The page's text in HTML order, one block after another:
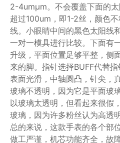
2-4umμm。不会覆盖下面的
超过100um，即1-2丝，颜色
线。小眼睛中间的黑色太阳线
一对一模具进行比较。下面有
升级，平面位置足够平整，侧
来的脚。指针选择BUFF代替
表面光滑，中轴圆凸，针尖，
玻璃不透明，因为它是平面玻
以玻璃太透明，但看起来很假
玻璃，因为许多粉丝认为高透
总的来说，这款手表的各个部
做工严谨，机芯功能齐全，故